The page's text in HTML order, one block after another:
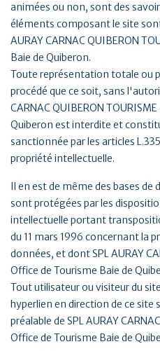
animées ou non, sont des
éléments composant le site
AURAY CARNAC QUIBERON
Baie de Quiberon.
Toute représentation totale ou
procédé que ce soit, sans
CARNAC QUIBERON
Quiberon est interdite et
sanctionnée par les articles
propriété intellectuelle.
Il en est de même des bases de
sont protégées par les
intellectuelle portant
du 11 mars 1996 concernant la
données, et dont SPL AURAY
Office de Tourisme Baie de
Tout utilisateur ou visiteur du
hyperlien en direction de ce
préalable de SPL AURAY
Office de Tourisme Baie de